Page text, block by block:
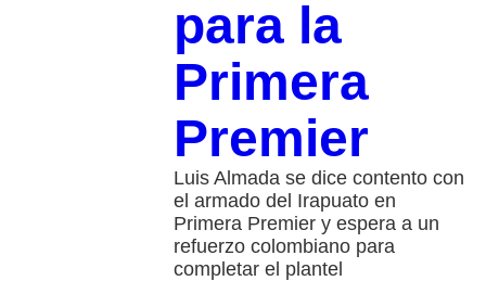
para la
Primera
Premier
Luis Almada se dice contento con
el armado del Irapuato en
Primera Premier y espera a un
refuerzo colombiano para
completar el plantel